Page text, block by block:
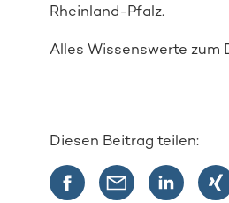
Rheinland-Pfalz.
Alles Wissenswerte zum
Diesen Beitrag teilen: